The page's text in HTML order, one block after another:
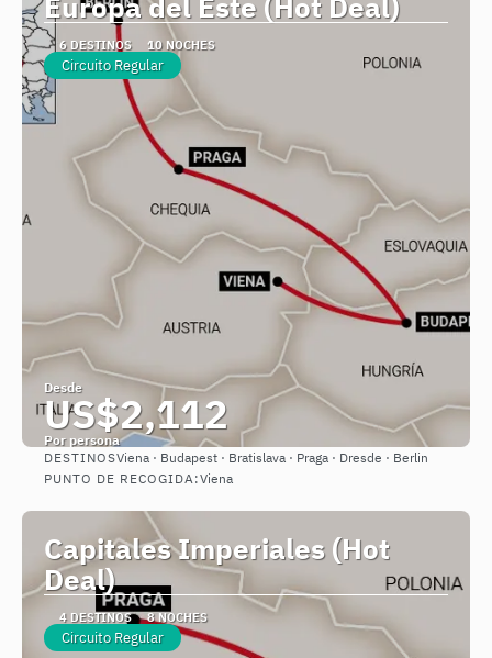
6 DESTINOS 10 NOCHES
Circuito Regular
Desde
US$2,112
Por persona
Ver
DESTINOSViena · Budapest · Bratislava · Praga · Dresde · Berlin
PUNTO DE RECOGIDA:Viena
Capitales Imperiales (Hot
Deal)
4 DESTINOS 8 NOCHES
Circuito Regular